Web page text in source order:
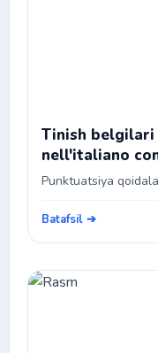
Tinish
nell'italiano
Punktuatsiya
Batafsil ➔